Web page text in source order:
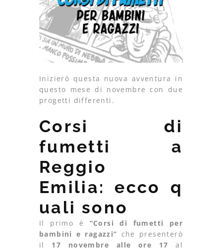
Inizierò questa nuova avventura in
questo mese di novembre con due
progetti differenti.
Corsi di
fumetti a
Reggio
Emilia: ecco q
uali sono
Il primo è “Corsi di fumetti per
bambini e ragazzi” che presenterò
il 17 novembre alle ore 17 al